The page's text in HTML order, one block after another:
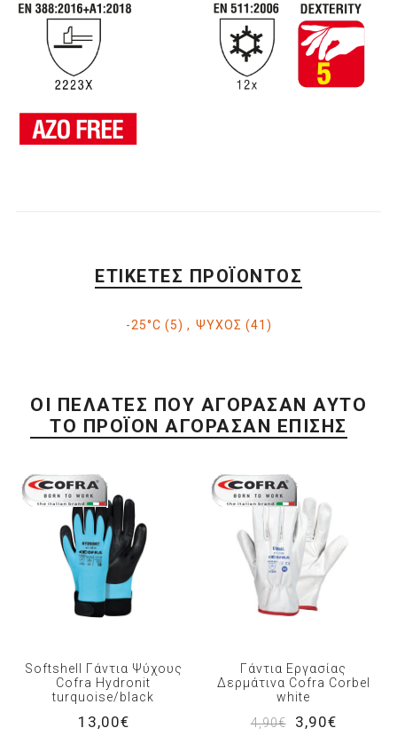
ΕΤΙΚΈΤΕΣ ΠΡΟΪΌΝΤΟΣ
-25°C (5) , ΨΥΧΟΣ (41)
ΟΙ ΠΕΛΆΤΕΣ ΠΟΥ ΑΓΌΡΑΣΑΝ ΑΥΤΌ
ΤΟ ΠΡΟΪΌΝ ΑΓΌΡΑΣΑΝ ΕΠΊΣΗΣ
Softshell Γάντια Ψύχους
Cofra Hydronit
turquoise/black
13,00€
Γάντια Εργασίας
Δερμάτινα Cofra Corbel
white
4,90€
3,90€